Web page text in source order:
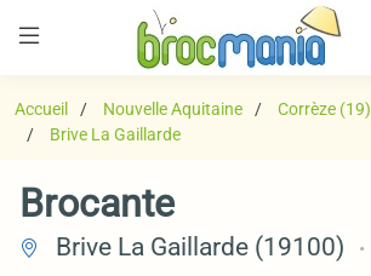
Accueil Nouvelle Aquitaine
Corrèze (19)
Brive La Gaillarde
Brocante
Brive La Gaillarde (19100)